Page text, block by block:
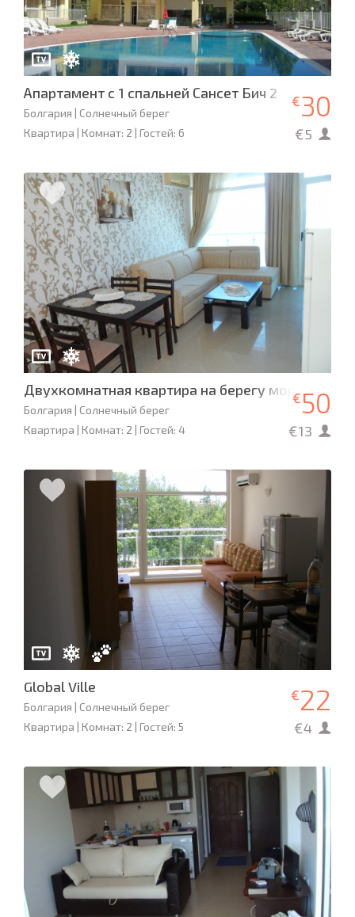
Апартамент с 1 спальней Сансет Бич 2
Болгария | Солнечный берег
Квартира | Комнат: 2 | Гостей: 6
€30
€5
Двухкомнатная квартира на берегу моря,
Болгария | Солнечный берег
Квартира | Комнат: 2 | Гостей: 4
€50
€13
Global Ville
Болгария | Солнечный берег
Квартира | Комнат: 2 | Гостей: 5
€22
€4